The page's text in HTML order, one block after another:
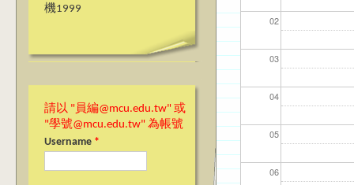
機1999
請以 "員編@mcu.edu.tw" 或
"學號@mcu.edu.tw" 為帳號
Username *
02
03
04
05
06